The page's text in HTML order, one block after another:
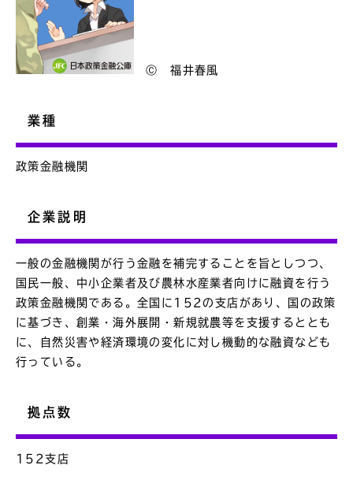
Ⓒ 福井春風
業種
政策金融機関
企業説明
一般の金融機関が行う金融を補完することを旨としつつ、
国民一般、中小企業者及び農林水産業者向けに融資を行う
政策金融機関である。全国に152の支店があり、国の政策
に基づき、創業・海外展開・新規就農等を支援するととも
に、自然災害や経済環境の変化に対し機動的な融資なども
行っている。
拠点数
152支店